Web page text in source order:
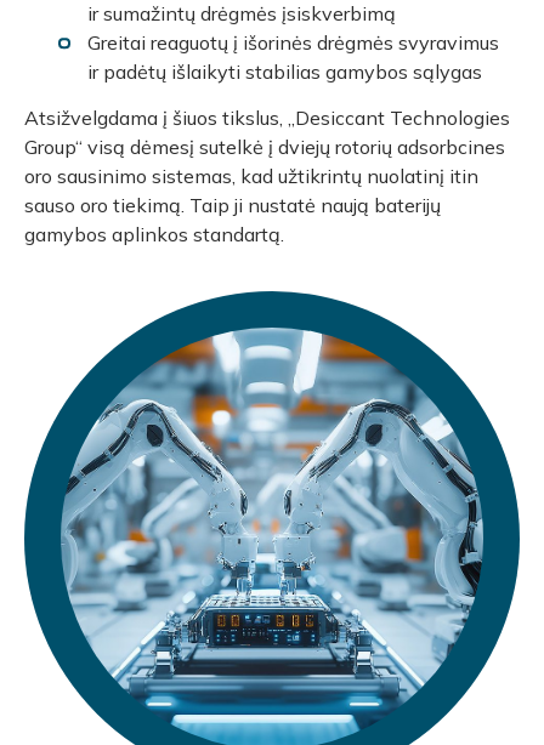
ir sumažintų drėgmės įsiskverbimą
Greitai reaguotų į išorinės drėgmės svyravimus
ir padėtų išlaikyti stabilias gamybos sąlygas
Atsižvelgdama į šiuos tikslus, „Desiccant Technologies
Group“ visą dėmesį sutelkė į dviejų rotorių adsorbcines
oro sausinimo sistemas, kad užtikrintų nuolatinį itin
sauso oro tiekimą. Taip ji nustatė naują baterijų
gamybos aplinkos standartą.